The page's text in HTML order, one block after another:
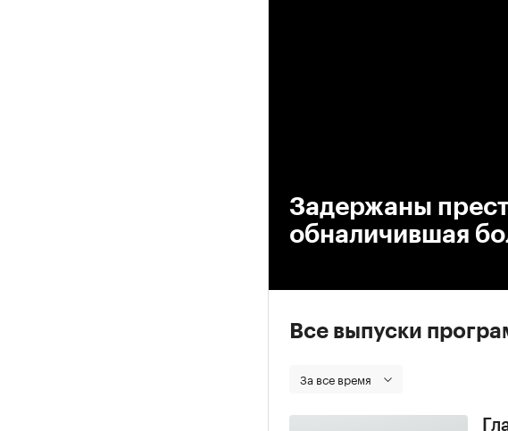
Задержаны
обналичившая
Все выпуски
За все время